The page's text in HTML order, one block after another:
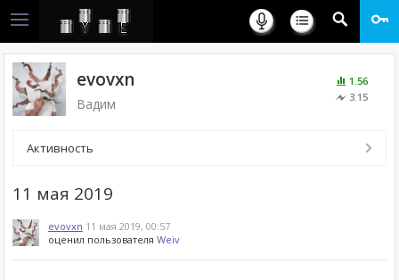
1.56
3.15
evovxn
Вадим
Активность
11 мая 2019
evovxn 11 мая 2019, 00:57
оценил пользователя Weiv